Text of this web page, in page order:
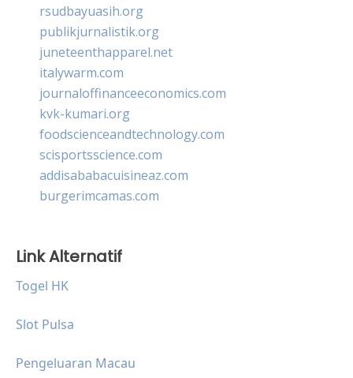
rsudbayuasih.org
publikjurnalistik.org
juneteenthapparel.net
italywarm.com
journaloffinanceeconomics.com
kvk-kumari.org
foodscienceandtechnology.com
scisportsscience.com
addisababacuisineaz.com
burgerimcamas.com
Link Alternatif
Togel HK
Slot Pulsa
Pengeluaran Macau